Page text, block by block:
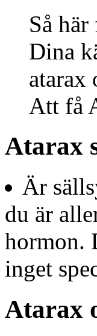
Så
Dina
atarax
Att få
Atarax
Är
du är
hormon.
inget
Atarax